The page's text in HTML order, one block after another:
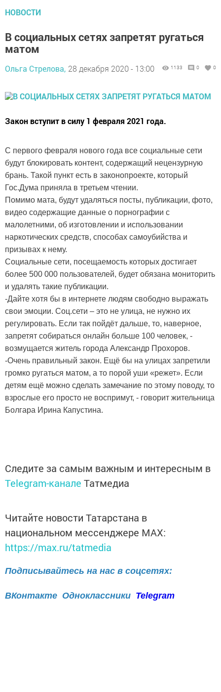
НОВОСТИ
В социальных сетях запретят ругаться
матом
Ольга Стрелова, 28 декабря 2020 - 13:00 1133 0 0
Закон вступит в силу 1 февраля 2021 года.
С первого февраля нового года все социальные сети
будут блокировать контент, содержащий нецензурную
брань. Такой пункт есть в законопроекте, который
Гос.Дума приняла в третьем чтении.
Помимо мата, будут удаляться посты, публикации, фото,
видео содержащие данные о порнографии с
малолетними, об изготовлении и использовании
наркотических средств, способах самоубийства и
призывах к нему.
Социальные сети, посещаемость которых достигает
более 500 000 пользователей, будет обязана мониторить
и удалять такие публикации.
-Дайте хотя бы в интернете людям свободно выражать
свои эмоции. Соц.сети – это не улица, не нужно их
регулировать. Если так пойдёт дальше, то, наверное,
запретят собираться онлайн больше 100 человек, -
возмущается житель города Александр Прохоров.
-Очень правильный закон. Ещё бы на улицах запретили
громко ругаться матом, а то порой уши «режет». Если
детям ещё можно сделать замечание по этому поводу, то
взрослые его просто не воспримут, - говорит жительница
Болгара Ирина Капустина.
Следите за самым важным и интересным в
Telegram-канале Татмедиа
Читайте новости Татарстана в
национальном мессенджере MАХ:
https://max.ru/tatmedia
Подписывайтесь на нас в соцсетях:
ВКонтакте Одноклассники Telegram